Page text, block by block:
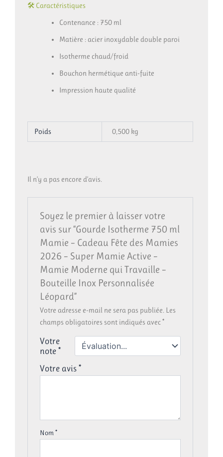
🛠️ Caractéristiques
Contenance : 750 ml
Matière : acier inoxydable double paroi
Isotherme chaud/froid
Bouchon hermétique anti-fuite
Impression haute qualité
Poids 0,500 kg
Il n’y a pas encore d’avis.
Soyez le premier à laisser votre
avis sur “Gourde Isotherme 750 ml
Mamie – Cadeau Fête des Mamies
2026 – Super Mamie Active –
Mamie Moderne qui Travaille –
Bouteille Inox Personnalisée
Léopard”
Votre adresse e-mail ne sera pas publiée. Les
champs obligatoires sont indiqués avec*
Votre
note*
Votre avis*
Nom*